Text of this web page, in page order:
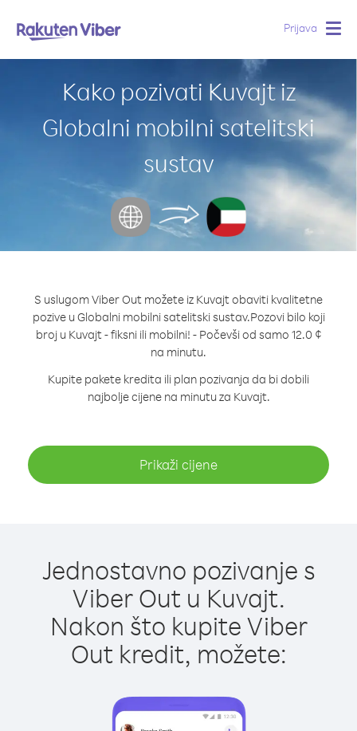
Prijava
Kako pozivati Kuvajt iz
Globalni mobilni satelitski
sustav
S uslugom Viber Out možete iz Kuvajt obaviti kvalitetne
pozive u Globalni mobilni satelitski sustav.Pozovi bilo koji
broj u Kuvajt - fiksni ili mobilni! - Počevši od samo 12.0 ¢
na minutu.
Kupite pakete kredita ili plan pozivanja da bi dobili
najbolje cijene na minutu za Kuvajt.
Prikaži cijene
Jednostavno pozivanje s
Viber Out u Kuvajt.
Nakon što kupite Viber
Out kredit, možete: